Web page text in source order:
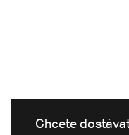
Chcete